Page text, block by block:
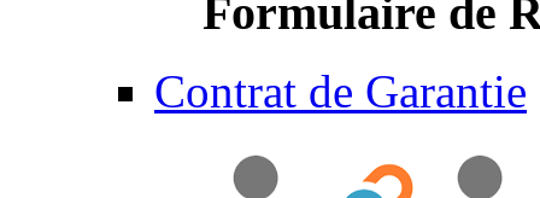
Formulaire de
Contrat de Garantie